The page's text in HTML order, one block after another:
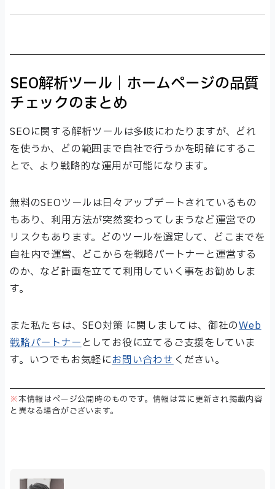
SEO解析ツール｜ホームページの品質
チェックのまとめ
SEOに関する解析ツールは多岐にわたりますが、どれ
を使うか、どの範囲まで自社で行うかを明確にするこ
とで、より戦略的な運用が可能になります。
無料のSEOツールは日々アップデートされているもの
もあり、利用方法が突然変わってしまうなど運営での
リスクもあります。どのツールを選定して、どこまでを
自社内で運営、どこからを戦略パートナーと運営する
のか、など計画を立てて利用していく事をお勧めしま
す。
また私たちは、SEO対策 に関しましては、御社のWeb
戦略パートナー としてお役に立てるご支援をしていま
す。いつでもお気軽にお問い合わせ ください。
※本情報はページ公開時のものです。情報は常に更新され掲載内容
と異なる場合がございます。